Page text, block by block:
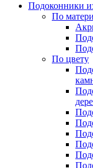
Подоконники
По
По цвету